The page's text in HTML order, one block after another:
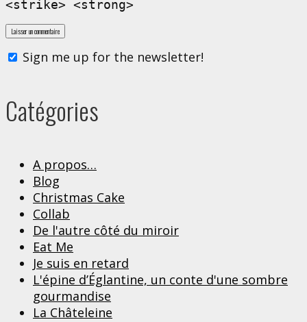
<strike> <strong>
Sign me up for the newsletter!
Catégories
A propos…
Blog
Christmas Cake
Collab
De l'autre côté du miroir
Eat Me
Je suis en retard
L'épine d’Églantine, un conte d'une sombre
gourmandise
La Châteleine